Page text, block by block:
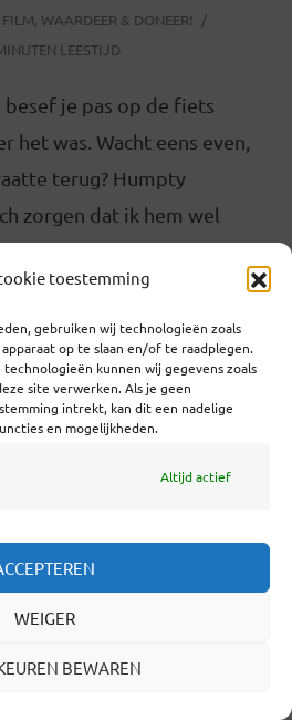
toestemming
gebruiken wij technologieën zoals
op te slaan en/of te raadplegen.
kunnen wij gegevens zoals
site verwerken. Als je geen
intrekt, kan dit een nadelige
en mogelijkheden.
Altijd actief
WEIGER
BEWAREN
FILM, WAARDEER & DONEER!
LEESTIJD
besef je pas op de fiets
het was. Wacht eens even,
terug? Humpty
zorgen dat ik hem wel
niet alleen naar een
gekeken, de
Nog niet eerder heb ik
waarin ik niet
op het werk, maar de
verder
EYE MAAKT